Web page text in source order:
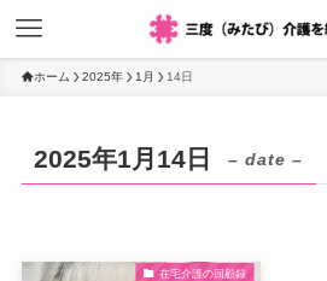
ホーム 2025年 1月 14日
2025年1月14日 – date –
在宅介護の回顧録